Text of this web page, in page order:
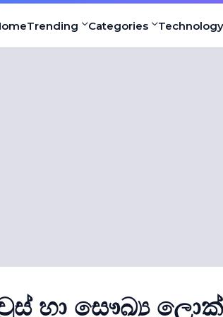
Trending Categories Technology
හා සෞඛ්‍ය